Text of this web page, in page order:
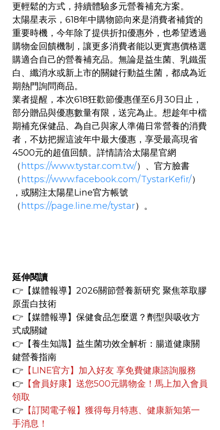
更輕鬆的方式，持續體驗多元營養補充方案。
太陽星表示，618年中購物節向來是消費者補貨的
重要時機，今年除了提供折扣優惠外，也希望透過
購物金回饋機制，讓更多消費者能以更實惠價格選
購適合自己的營養補充品。無論是益生菌、乳鐵蛋
白、纖消水或新上市的關鍵行動益生菌，都成為近
期熱門詢問商品。
業者提醒，本次618狂歡節優惠僅至6月30日止，
部分贈品與優惠數量有限，送完為止。想趁年中檔
期補充保健品、為自己與家人準備日常營養的消費
者，不妨把握這波年中最大優惠，享受最高現省
4500元的超值回饋。詳情請洽太陽星官網
（ https://www.tystar.com.tw/）、官方臉書
（ https://www.facebook.com/TystarKefir/）
，或關注太陽星Line官方帳號
（ https://page.line.me/tystar）。
延伸閱讀
👉 【媒體報導】 2026關節營養新研究 聚焦萃取膠
原蛋白技術
👉 【媒體報導】 保健食品怎麼選？劑型與吸收方
式成關鍵
👉【養生知識】 益生菌功效全解析：腸道健康關
鍵營養指南
👉 【LINE官方】 加入好友 享免費健康諮詢服務
👉 【會員好康】 送您500元購物金！馬上加入會員
領取
👉 【訂閱電子報】獲得每月特惠、健康新知第一
手消息！